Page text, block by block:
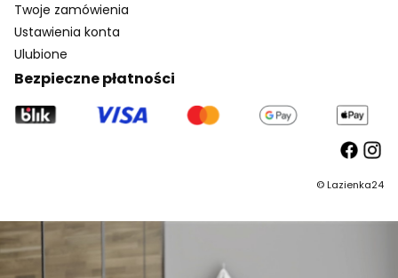
Twoje zamówienia
Ustawienia konta
Ulubione
Bezpieczne płatności
©Lazienka24